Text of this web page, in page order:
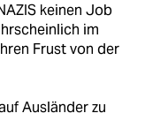
keinen Job
im
Frust von der
Ausländer zu